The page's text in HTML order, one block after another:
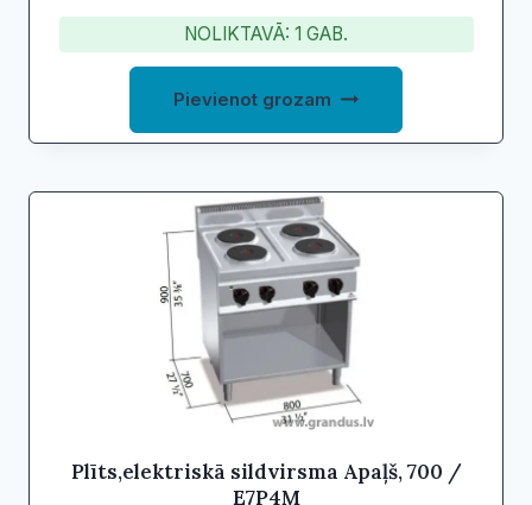
price
was:
1800,00 €.
price
is:
1081,20 €.
NOLIKTAVĀ: 1 GAB.
Pievienot grozam
Plīts,elektriskā sildvirsma Apaļš, 700 /
E7P4M